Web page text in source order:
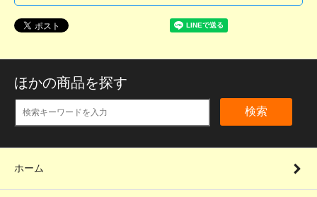
ほかの商品を探す
検索
ホーム